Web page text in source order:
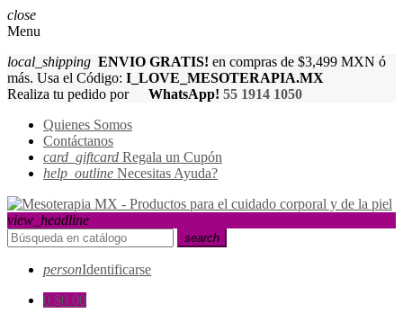
close
Menu
local_shipping ENVIO GRATIS! en compras de $3,499 MXN ó
más. Usa el Código: I_LOVE_MESOTERAPIA.MX
Realiza tu pedido por
WhatsApp! 55 1914 1050
Quienes Somos
Contáctanos
card_giftcard Regala un Cupón
help_outline Necesitas Ayuda?
view_headline
search
personIdentificarse
0 $0.00